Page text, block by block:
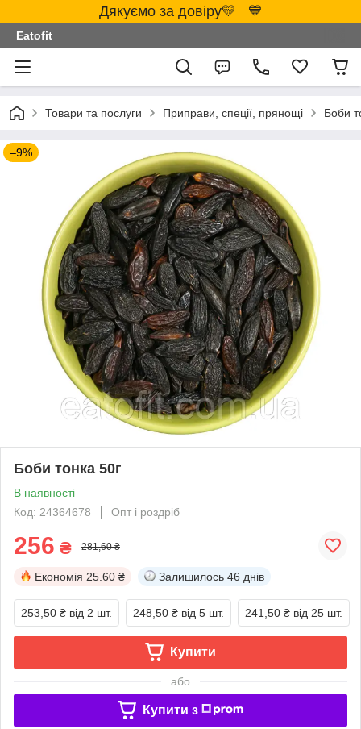
Дякуємо за довіру💛 💙
Eatofit
Товари та послуги Приправи, спеції, прянощі Боби
–9%
Боби тонка 50г
В наявності
Код: 24364678
Опт і роздріб
256 ₴ 281,60 ₴
Економія 25.60 ₴ Залишилось 46 днів
253,50 ₴ від 2 шт. 248,50 ₴ від 5 шт. 241,50 ₴ від 25 шт.
Купити
або
Купити з